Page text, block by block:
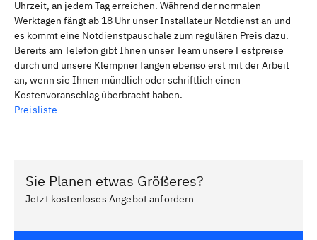
Uhrzeit, an jedem Tag erreichen. Während der normalen
Werktagen fängt ab 18 Uhr unser Installateur Notdienst an und
es kommt eine Notdienstpauschale zum regulären Preis dazu.
Bereits am Telefon gibt Ihnen unser Team unsere Festpreise
durch und unsere Klempner fangen ebenso erst mit der Arbeit
an, wenn sie Ihnen mündlich oder schriftlich einen
Kostenvoranschlag überbracht haben.
Preisliste
Sie Planen etwas Größeres?
Jetzt kostenloses Angebot anfordern